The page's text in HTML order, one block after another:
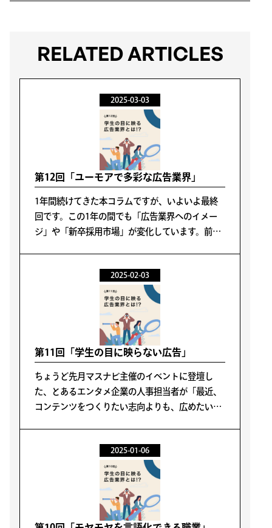
RELATED ARTICLES
2025-03-03
第12回「ユーモアで多彩な広告業界」
1年間続けてきた本コラムですが、いよいよ最終
回です。この1年の間でも「広告業界へのイメー
ジ」や「新卒採用市場」が変化しています。前者
ものへの受容度が低下している件です。
2025-02-03
第11回「学生の目に映らない広告」
ちょうど先月マスナビ主催のイベントに登壇し
た、とあるエンタメ企業の人事担当者が「最近、
コンテンツをつくりたい志向よりも、広めたい志
2025-01-06